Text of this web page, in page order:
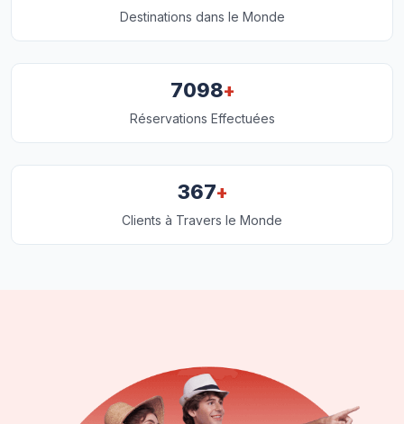
Destinations dans le Monde
7098+
Réservations Effectuées
367+
Clients à Travers le Monde